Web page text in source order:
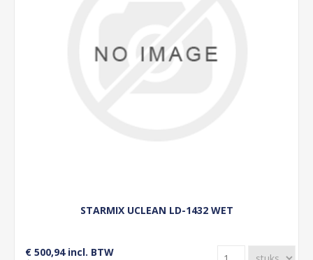
STARMIX UCLEAN LD-1432 WET
€ 500,94 incl. BTW